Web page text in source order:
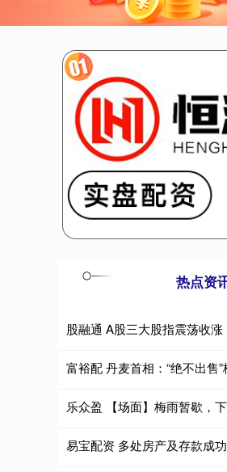
热点资
富裕配 丹麦首相：“绝不出售
乐众盈 【场面】梅雨暂歇，